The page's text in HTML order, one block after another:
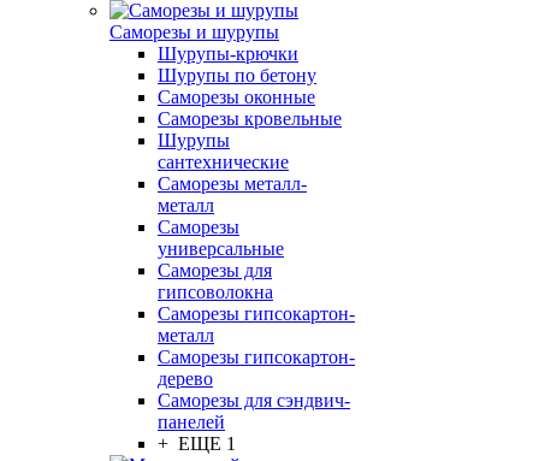
Саморезы и шурупы
Шурупы-крючки
Шурупы по бетону
Саморезы оконные
Саморезы кровельные
Шурупы
сантехнические
Саморезы металл-
металл
Саморезы
универсальные
Саморезы для
гипсоволокна
Саморезы гипсокартон-
металл
Саморезы гипсокартон-
дерево
Саморезы для сэндвич-
панелей
+ ЕЩЕ 1